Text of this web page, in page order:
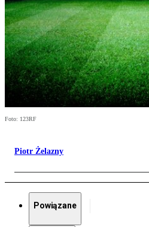
Foto: 123RF
Piotr Żelazny
Powiązane